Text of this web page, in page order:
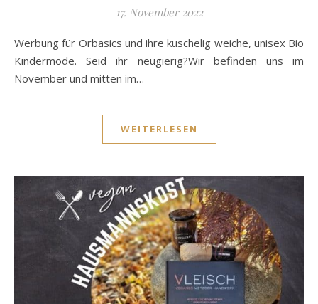
17. November 2022
Werbung für Orbasics und ihre kuschelig weiche, unisex Bio
Kindermode. Seid ihr neugierig?Wir befinden uns im
November und mitten im…
WEITERLESEN